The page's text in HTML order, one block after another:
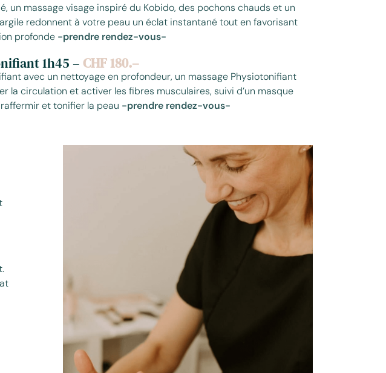
un massage visage inspiré du Kobido, des pochons chauds et un
redonnent à votre peau un éclat instantané tout en favorisant
profonde -prendre rendez-vous-
1h45 – CHF 180.–
avec un nettoyage en profondeur, un massage Physiotonifiant
la circulation et activer les fibres musculaires, suivi d’un masque
et tonifier la peau -prendre rendez-vous-